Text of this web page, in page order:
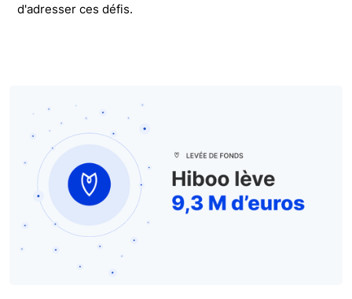
d'adresser ces défis.